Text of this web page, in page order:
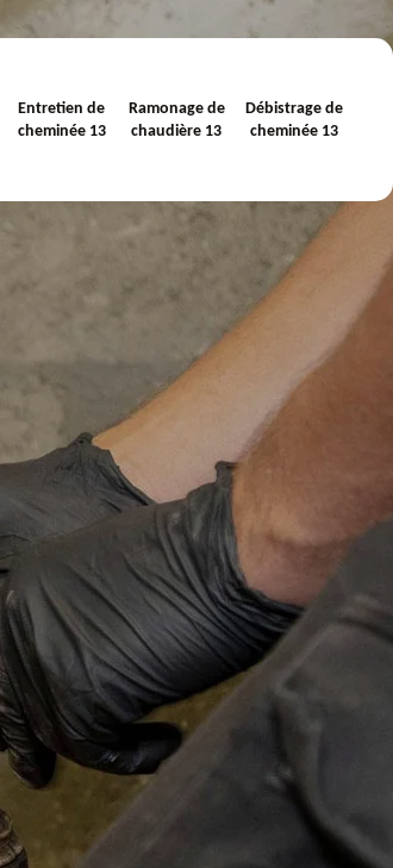
Entretien de
cheminée 13
Ramonage de
chaudière 13
Débistrage de
cheminée 13